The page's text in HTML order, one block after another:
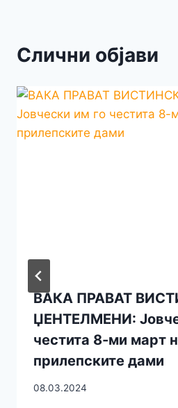
Слични објави
ВАКА ПРАВАТ
ЏЕНТЕЛМЕНИ:
честита 8-ми март
прилепските дами
08.03.2024